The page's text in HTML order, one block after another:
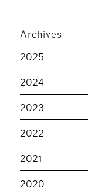
Archives
2025
2024
2023
2022
2021
2020